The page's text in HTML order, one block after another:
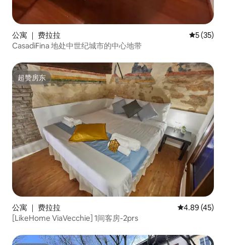
公寓 ｜ 费拉拉 平均评分
5 (35)
CasadiFina 地处中世纪城市的中心地带
超赞房东
超赞房东
公寓 ｜ 费拉拉 平均评分
4.89 (45)
[LikeHome ViaVecchie] 1间客房-2prs